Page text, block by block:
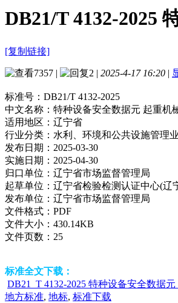
DB21/T 4132-2025
[复制链接]
7357 | 2 | 2025-4-17 16:20 |
标准号： DB21/T 4132-2025
中文名称： 特种设备安全数据元 起重机
适用地区： 辽宁省
行业分类： 水利、环境和公共设施管理业
发布日期： 2025-03-30
实施日期： 2025-04-30
归口单位： 辽宁省市场监督管理局
起草单位： 辽宁省检验检测认证中心(辽
发布单位： 辽宁省市场监督管理局
文件格式： PDF
文件大小： 430.14KB
文件页数： 25
标准全文下载：
DB21_T 4132-2025 特种设备安全数据
地方标准, 地标, 标准下载